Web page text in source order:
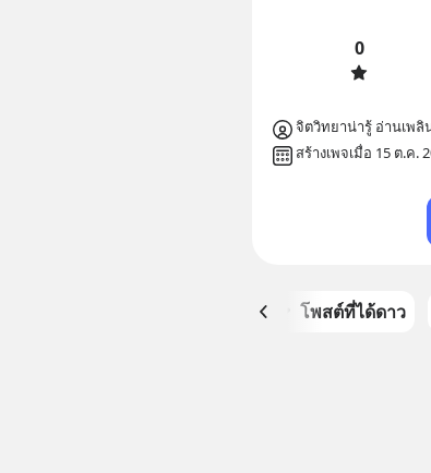
0
จิตวิทยาน่ารู้ อ่านเพลิ
สร้างเพจเมื่อ 15 ต.ค.
โพสต์ที่ได้ดาว